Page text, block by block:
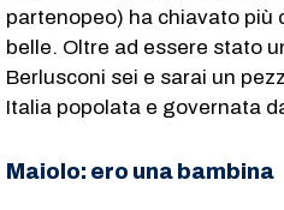
partenopeo) ha chiavato più
belle. Oltre ad essere stato
Berlusconi sei e sarai un
Italia popolata e governata
Maiolo: ero una bambina